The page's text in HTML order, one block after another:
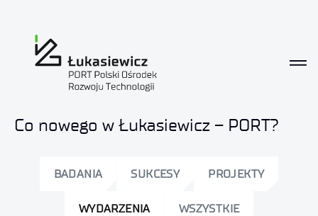
Aktualności
Co nowego w Łukasiewicz – PORT?
BADANIA PROJEKTY
SUKCESY
WYDARZENIA WSZYSTKIE